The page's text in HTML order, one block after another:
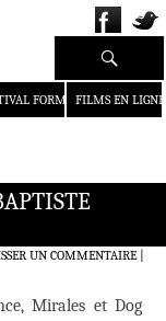
FORMAT COURT
FILMS EN LIGNE
Recherche
UN COMMENTAIRE|
Mirales et Dog